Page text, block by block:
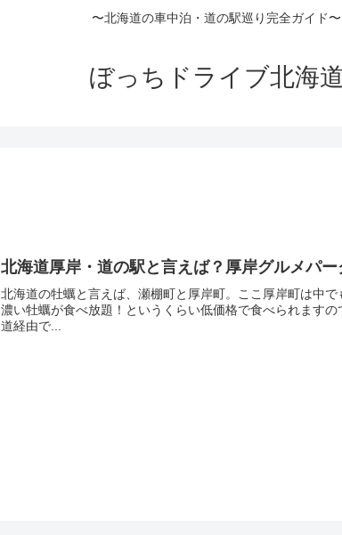
〜北海道の車中泊・道の駅巡り完全ガイド〜
ぼっちドライブ北海道
北海道厚岸・道の駅と言えば？厚岸グルメパー
北海道の牡蠣と言えば、瀬棚町と厚岸町。ここ厚岸町は中
濃い牡蠣が食べ放題！というくらい低価格で食べられます
道経由で...